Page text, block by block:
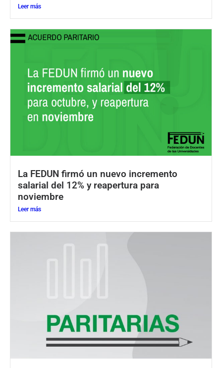
Leer más
La FEDUN firmó un nuevo incremento
salarial del 12% y reapertura para
noviembre
Leer más